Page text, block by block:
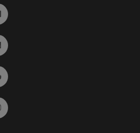
Ir a Flickr (abre en ventana nueva)
Ir a Linkedin (abre en ventana nueva)
Ir al Blog (abre en ventana nueva)
Ir a Instagram (abre en ventana nueva)